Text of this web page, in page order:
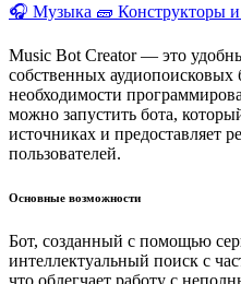
🎧 Музыка 🧱 Конструкторы
Music Bot Creator — это
собственных аудиопоисковых
необходимости
можно запустить бота,
источниках и предоставляет
пользователей.
Основные возможности
Бот, созданный с помощью
интеллектуальный поиск с
что облегчает работу с